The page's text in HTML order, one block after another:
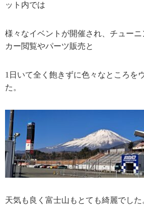
ット内では
様々なイベントが開催され、チュー
カー閲覧やパーツ販売と
1日いて全く飽きずに色々なところを
た。
天気も良く富士山もとても綺麗でした